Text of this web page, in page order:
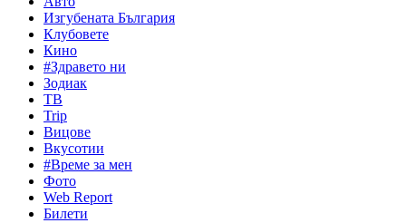
Изгубената България
Клубовете
Кино
#Здравето ни
Зодиак
ТВ
Trip
Вицове
Вкусотии
#Време за мен
Фото
Web Report
Билети